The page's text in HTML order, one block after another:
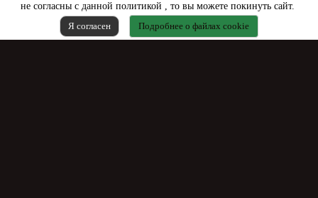
не согласны с данной политикой , то вы можете покинуть сайт.
Я согласен
Подробнее о файлах cookie